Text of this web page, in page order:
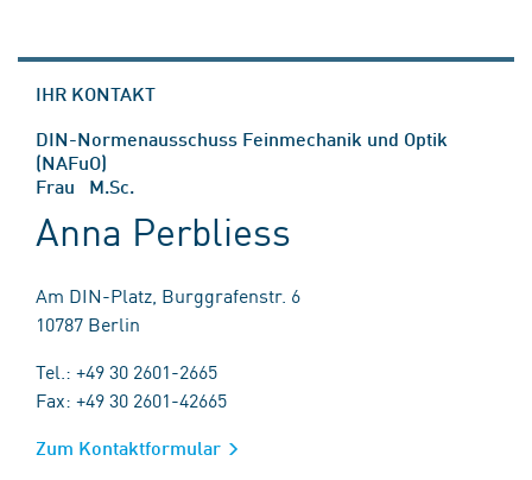
IHR KONTAKT
DIN-Normenausschuss Feinmechanik und Optik
(NAFuO)
Frau M.Sc.
Anna Perbliess
Am DIN-Platz, Burggrafenstr. 6
10787 Berlin
Tel.: +49 30 2601-2665
Fax: +49 30 2601-42665
Zum Kontaktformular